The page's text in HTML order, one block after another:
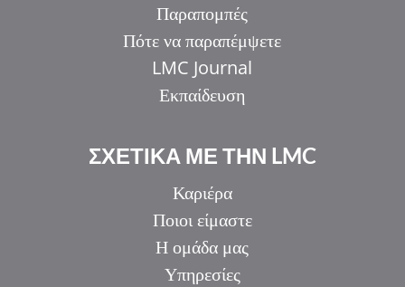
Παραπομπές
Πότε να παραπέμψετε
LMC Journal
Εκπαίδευση
ΣΧΕΤΙΚΑ ΜΕ ΤΗΝ LMC
Καριέρα
Ποιοι είμαστε
Η ομάδα μας
Υπηρεσίες